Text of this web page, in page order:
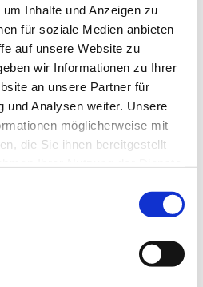
Inhalte und Anzeigen zu
für soziale Medien anbieten
auf unsere Website zu
wir Informationen zu Ihrer
an unsere Partner für
und Analysen weiter. Unsere
möglicherweise mit
die Sie ihnen bereitgestellt